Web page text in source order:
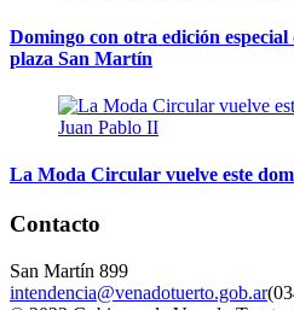
Domingo con otra edición especial
plaza San Martín
La Moda Circular vuelve este
Contacto
San Martín 899
intendencia@venadotuerto.gob.ar